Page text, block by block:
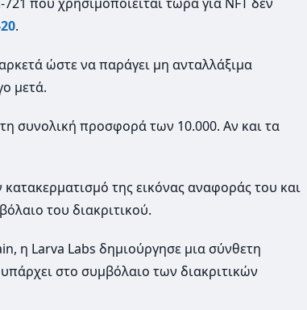
που χρησιμοποιείται τώρα για NFT δεν
.
ώστε να παράγει μη ανταλλάξιμα
μετά.
συνολική προσφορά των 10.000. Αν και τα
της εικόνας αναφοράς του και
του διακριτικού.
η Larva Labs δημιούργησε μια σύνθετη
στο συμβόλαιο των διακριτικών